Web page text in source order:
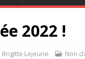
2022 !
Brigitte Lejeune Non